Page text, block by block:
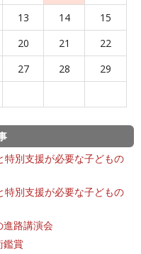
13 14
15
20 21
22
27 28
29
特別支援が必要な子どもの
特別支援が必要な子どもの
進路講演会
鑑賞